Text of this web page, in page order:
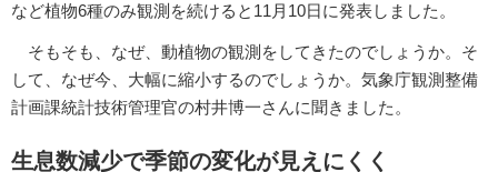
など植物6種のみ観測を続けると11月10日に発表しました。
そもそも、なぜ、動植物の観測をしてきたのでしょうか。そ
して、なぜ今、大幅に縮小するのでしょうか。気象庁観測整備
計画課統計技術管理官の村井博一さんに聞きました。
生息数減少で季節の変化が見えにくく